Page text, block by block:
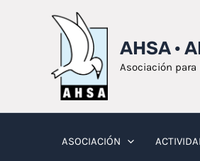
AHSA ·
Asociación
ASOCIACIÓN